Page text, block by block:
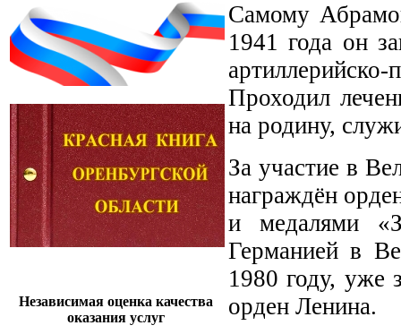
Независимая оценка качества
оказания услуг
Самому
1941 года он
Проходил
на родину,
За участие в
награждён
и медалями
Германией в
1980 году, уже
орден Ленина.